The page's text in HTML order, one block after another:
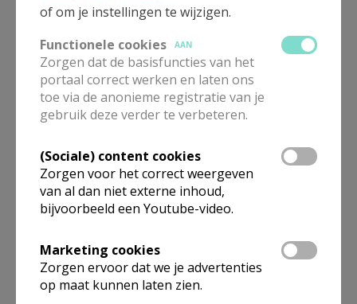
Uitnodiging zomerbarbecue
Aanmelden voor het doopsel?
of om je instellingen te wijzigen.
Functionele cookies
AAN
Zorgen dat de basisfuncties van het
portaal correct werken en laten ons
toe via de anonieme registratie van je
gebruik deze verder te verbeteren.
(Sociale) content cookies
Zorgen voor het correct weergeven
van al dan niet externe inhoud,
bijvoorbeeld een Youtube-video.
Marketing cookies
Zorgen ervoor dat we je advertenties
op maat kunnen laten zien.